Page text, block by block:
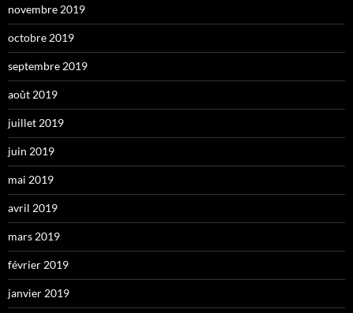
novembre 2019
octobre 2019
septembre 2019
août 2019
juillet 2019
juin 2019
mai 2019
avril 2019
mars 2019
février 2019
janvier 2019